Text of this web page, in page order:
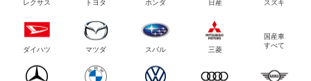
レクサス トヨタ ホンダ 日産 スズキ
ダイハツ マツダ スバル 三菱
国産車
すべて